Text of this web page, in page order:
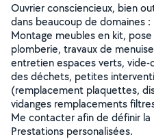
Ouvrier consciencieux, bien
dans beaucoup de domaines :
Montage meubles en kit,
plomberie, travaux de
entretien espaces verts, vide-
des déchets, petites
(remplacement plaquettes,
vidanges remplacements
Me contacter afin de définir la
Prestations personalisées.